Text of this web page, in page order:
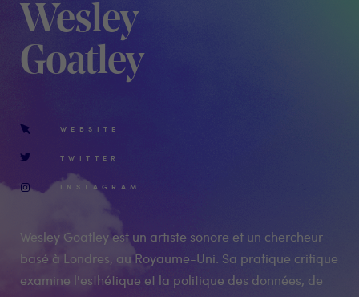
Wesley
Goatley
WEBSITE
TWITTER
INSTAGRAM
Wesley Goatley est un artiste sonore et un chercheur
basé à Londres, au Royaume-Uni. Sa pratique critique
examine l'esthétique et la politique des données, de